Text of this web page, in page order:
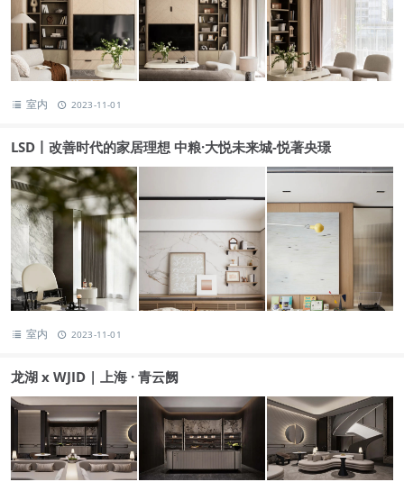
室内 2023-11-01
LSD丨改善时代的家居理想 中粮·大悦未来城-悦著央璟
室内 2023-11-01
龙湖 x WJID | 上海 · 青云阙